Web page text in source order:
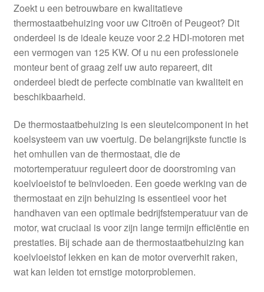
Zoekt u een betrouwbare en kwalitatieve
thermostaatbehuizing voor uw Citroën of Peugeot? Dit
onderdeel is de ideale keuze voor 2.2 HDI-motoren met
een vermogen van 125 KW. Of u nu een professionele
monteur bent of graag zelf uw auto repareert, dit
onderdeel biedt de perfecte combinatie van kwaliteit en
beschikbaarheid.
De thermostaatbehuizing is een sleutelcomponent in het
koelsysteem van uw voertuig. De belangrijkste functie is
het omhullen van de thermostaat, die de
motortemperatuur reguleert door de doorstroming van
koelvloeistof te beïnvloeden. Een goede werking van de
thermostaat en zijn behuizing is essentieel voor het
handhaven van een optimale bedrijfstemperatuur van de
motor, wat cruciaal is voor zijn lange termijn efficiëntie en
prestaties. Bij schade aan de thermostaatbehuizing kan
koelvloeistof lekken en kan de motor oververhit raken,
wat kan leiden tot ernstige motorproblemen.